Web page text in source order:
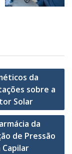
da
sobre a
Solar
da
de Pressão